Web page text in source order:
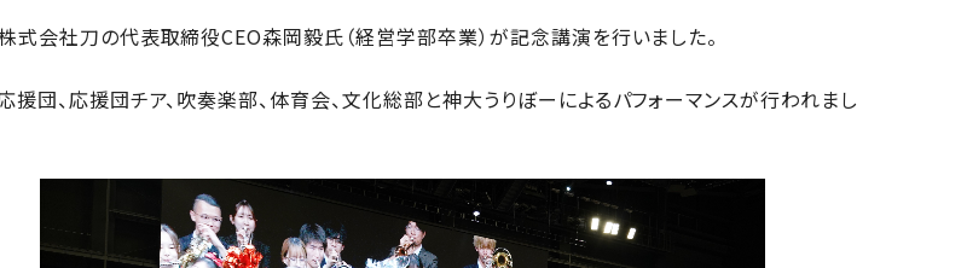
式会社刀の代表取締役CEO森岡毅氏（経営学部卒業）が記念講演を行いました。
援団、応援団チア、吹奏楽部、体育会、文化総部と神大うりぼーによるパフォーマンスが行われまし